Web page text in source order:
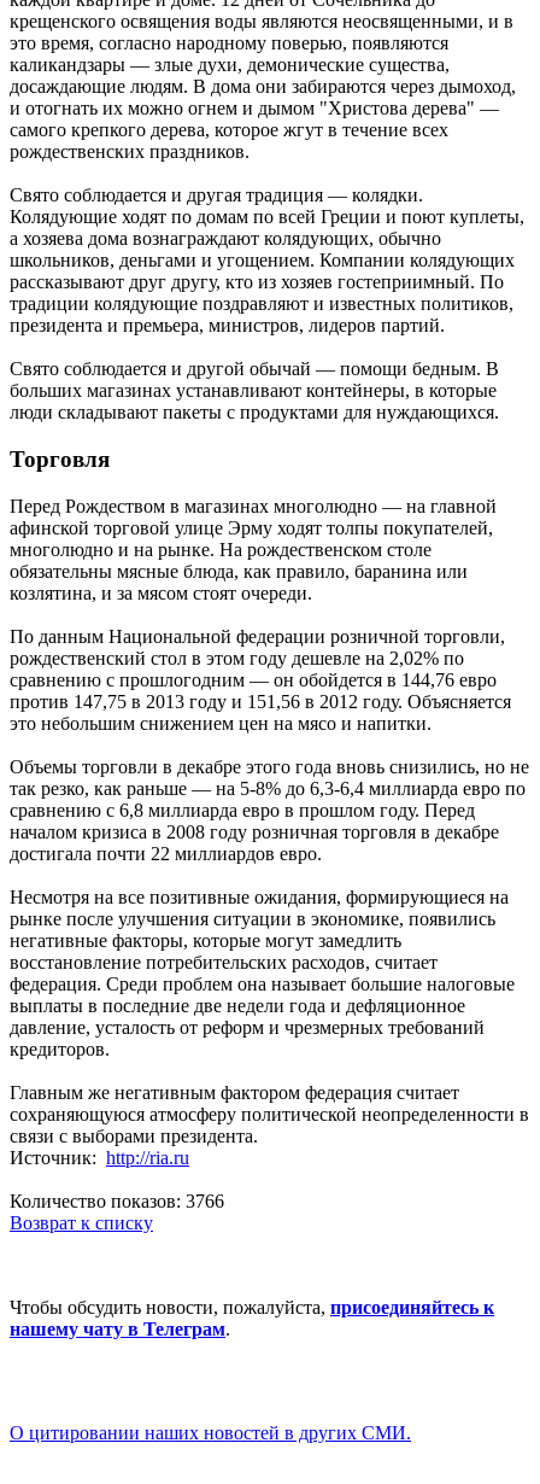
крещенского освящения воды являются неосвященными, и в
это время, согласно народному поверью, появляются
каликандзары — злые духи, демонические существа,
досаждающие людям. В дома они забираются через дымоход,
и отогнать их можно огнем и дымом "Христова дерева" —
самого крепкого дерева, которое жгут в течение всех
рождественских праздников.
Свято соблюдается и другая традиция — колядки.
Колядующие ходят по домам по всей Греции и поют куплеты,
а хозяева дома вознаграждают колядующих, обычно
школьников, деньгами и угощением. Компании колядующих
рассказывают друг другу, кто из хозяев гостеприимный. По
традиции колядующие поздравляют и известных политиков,
президента и премьера, министров, лидеров партий.
Свято соблюдается и другой обычай — помощи бедным. В
больших магазинах устанавливают контейнеры, в которые
люди складывают пакеты с продуктами для нуждающихся.
Торговля
Перед Рождеством в магазинах многолюдно — на главной
афинской торговой улице Эрму ходят толпы покупателей,
многолюдно и на рынке. На рождественском столе
обязательны мясные блюда, как правило, баранина или
козлятина, и за мясом стоят очереди.
По данным Национальной федерации розничной торговли,
рождественский стол в этом году дешевле на 2,02% по
сравнению с прошлогодним — он обойдется в 144,76 евро
против 147,75 в 2013 году и 151,56 в 2012 году. Объясняется
это небольшим снижением цен на мясо и напитки.
Объемы торговли в декабре этого года вновь снизились, но не
так резко, как раньше — на 5-8% до 6,3-6,4 миллиарда евро по
сравнению с 6,8 миллиарда евро в прошлом году. Перед
началом кризиса в 2008 году розничная торговля в декабре
достигала почти 22 миллиардов евро.
Несмотря на все позитивные ожидания, формирующиеся на
рынке после улучшения ситуации в экономике, появились
негативные факторы, которые могут замедлить
восстановление потребительских расходов, считает
федерация. Среди проблем она называет большие налоговые
выплаты в последние две недели года и дефляционное
давление, усталость от реформ и чрезмерных требований
кредиторов.
Главным же негативным фактором федерация считает
сохраняющуюся атмосферу политической неопределенности в
связи с выборами президента.
Источник: http://ria.ru
Количество показов: 3766
Возврат к списку
Чтобы обсудить новости, пожалуйста, присоединяйтесь к
нашему чату в Телеграм.
О цитировании наших новостей в других СМИ.